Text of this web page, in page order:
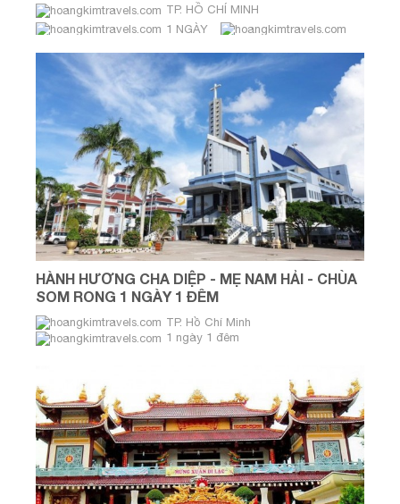
TP. HỒ CHÍ MINH
1 NGÀY
HÀNH HƯƠNG CHA DIỆP - MẸ NAM HẢI - CHÙA
SOM RONG 1 NGÀY 1 ĐÊM
TP. Hồ Chí Minh
1 ngày 1 đêm